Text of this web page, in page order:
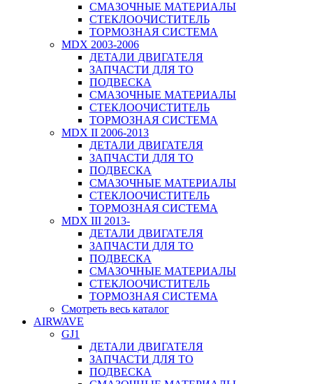
СМАЗОЧНЫЕ МАТЕРИАЛЫ
СТЕКЛООЧИСТИТЕЛЬ
ТОРМОЗНАЯ СИСТЕМА
MDX 2003-2006
ДЕТАЛИ ДВИГАТЕЛЯ
ЗАПЧАСТИ ДЛЯ ТО
ПОДВЕСКА
СМАЗОЧНЫЕ МАТЕРИАЛЫ
СТЕКЛООЧИСТИТЕЛЬ
ТОРМОЗНАЯ СИСТЕМА
MDX II 2006-2013
ДЕТАЛИ ДВИГАТЕЛЯ
ЗАПЧАСТИ ДЛЯ ТО
ПОДВЕСКА
СМАЗОЧНЫЕ МАТЕРИАЛЫ
СТЕКЛООЧИСТИТЕЛЬ
ТОРМОЗНАЯ СИСТЕМА
MDX III 2013-
ДЕТАЛИ ДВИГАТЕЛЯ
ЗАПЧАСТИ ДЛЯ ТО
ПОДВЕСКА
СМАЗОЧНЫЕ МАТЕРИАЛЫ
СТЕКЛООЧИСТИТЕЛЬ
ТОРМОЗНАЯ СИСТЕМА
Смотреть весь каталог
AIRWAVE
GJ1
ДЕТАЛИ ДВИГАТЕЛЯ
ЗАПЧАСТИ ДЛЯ ТО
ПОДВЕСКА